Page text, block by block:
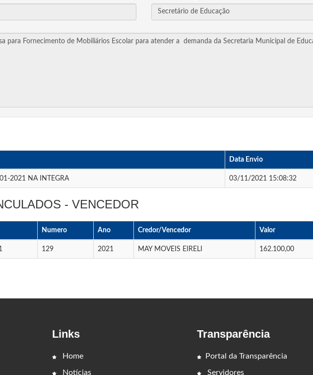
Data Envio
2021 NA INTEGRA 03/11/2021 15:08:32
- VENCEDOR
Numero Ano Credor/Vencedor Valor
129 2021 MAY MOVEIS EIRELI 162.100,00
Links
Home
Notícias
Transparência
Portal da Transparência
Servidores